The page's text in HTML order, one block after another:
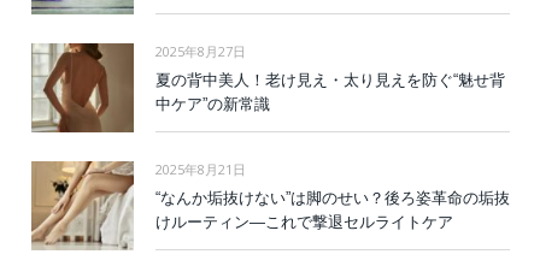
2025年8月27日
夏の背中美人！老け見え・太り見えを防ぐ“魅せ背
中ケア”の新常識
2025年8月21日
“なんか垢抜けない”は脚のせい？後ろ姿革命の垢抜
けルーティン—これで撃退セルライトケア